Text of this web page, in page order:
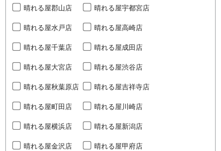
晴れる屋郡山店 晴れる屋宇都宮店
晴れる屋水戸店 晴れる屋高崎店
晴れる屋千葉店 晴れる屋成田店
晴れる屋大宮店 晴れる屋渋谷店
晴れる屋秋葉原店 晴れる屋吉祥寺店
晴れる屋町田店 晴れる屋川崎店
晴れる屋横浜店 晴れる屋新潟店
晴れる屋金沢店 晴れる屋甲府店